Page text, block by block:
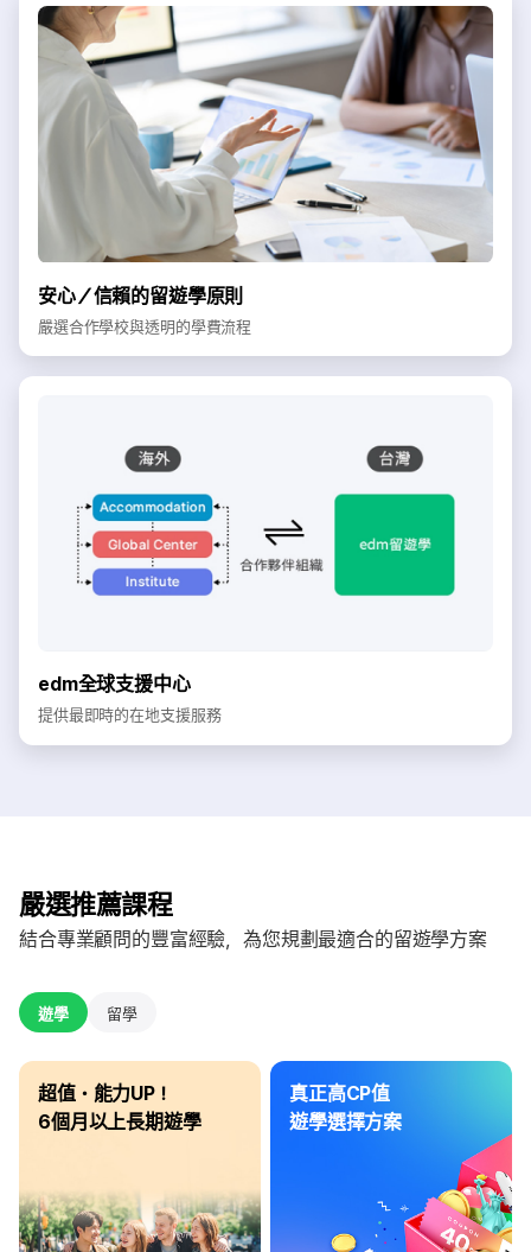
安心／信賴的留遊學原則
嚴選合作學校與透明的學費流程
edm全球支援中心
提供最即時的在地支援服務
嚴選推薦課程
結合專業顧問的豐富經驗，為您規劃最適合的留遊學方案
遊學 留學
超值・能力UP！
6個月以上長期遊學
真正高CP值
遊學選擇方案